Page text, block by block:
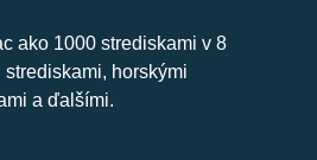
ako 1000 strediskami v 8
horskými
a ďalšími.